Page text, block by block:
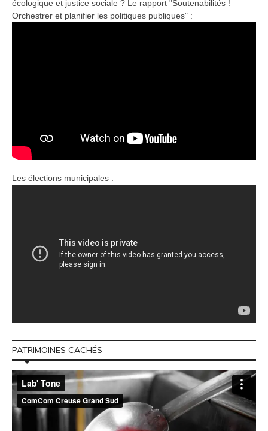
écologique et justice sociale ? Le rapport "Soutenabilités !
Orchestrer et planifier les politiques publiques" :
Les élections municipales :
PATRIMOINES CACHÉS